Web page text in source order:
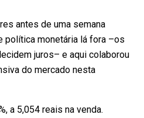
antes de uma semana
política monetária lá fora –os
juros– e aqui colaborou
do mercado nesta
a 5,054 reais na venda.